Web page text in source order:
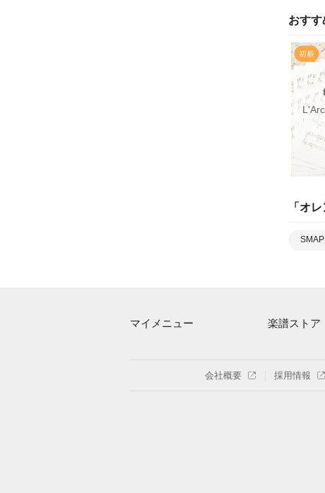
おす
「 オレ
SMAP
マイメニュー
ログイン / 会員登録（無料）
楽譜ストア
楽曲一覧
会社概要 採用情報